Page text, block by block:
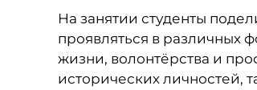
На занятии студенты
проявляться в различных
жизни, волонтёрства и
исторических личностей,